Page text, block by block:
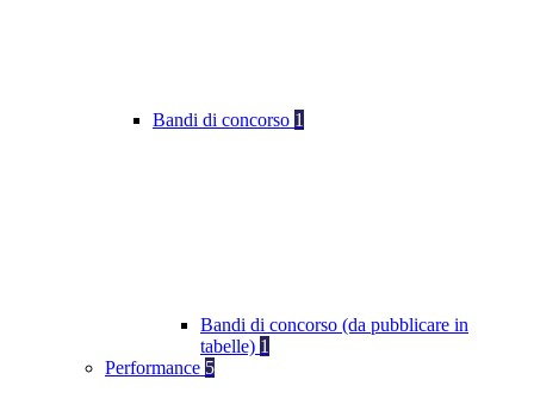
Bandi di concorso 1
Bandi di concorso (da pubblicare in
tabelle) 1
Performance 5